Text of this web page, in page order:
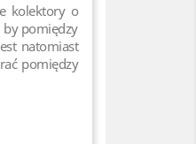
kolektory o
by pomiędzy
natomiast
pomiędzy